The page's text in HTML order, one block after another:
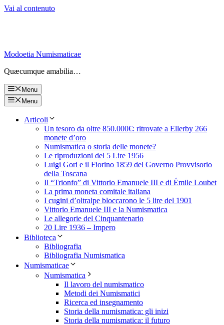
Vai al contenuto
Modoetia Numismaticae
Quæcumque amabilia…
Menu
Menu
Articoli
Un tesoro da oltre 850.000€: ritrovate a Ellerby 266
monete d’oro
Numismatica o storia delle monete?
Le riproduzioni del 5 Lire 1956
Luigi Gori e il Fiorino 1859 del Governo Provvisorio
della Toscana
Il “Trionfo” di Vittorio Emanuele III e di Émile Loubet
La prima moneta comitale italiana
I cugini d’oltralpe bloccarono le 5 lire del 1901
Vittorio Emanuele III e la Numismatica
Le allegorie del Cinquantenario
20 Lire 1936 – Impero
Biblioteca
Bibliografia
Bibliografia Numismatica
Numismaticae
Numismatica
Il lavoro del numismatico
Metodi dei Numismatici
Ricerca ed insegnamento
Storia della numismatica: gli inizi
Storia della numismatica: il futuro